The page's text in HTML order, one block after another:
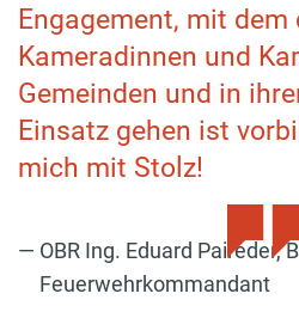
Engagement, mit
Kameradinnen und
Gemeinden und in
Einsatz gehen ist
mich mit Stolz!
OBR Ing. Eduard Paireder,
Feuerwehrkommandant